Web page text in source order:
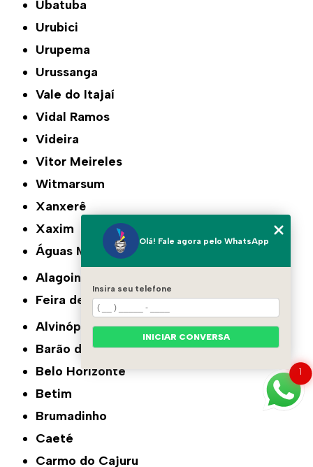
Ubatuba
Urubici
Urupema
Urussanga
Vale do Itajaí
Vidal Ramos
Videira
Vitor Meireles
Witmarsum
Xanxerê
Xaxim
Águas Mornas
Alagoinhas
Feira de Santana
Alvinópolis
Barão de Cocais
Belo Horizonte
Betim
Brumadinho
Caeté
Carmo do Cajuru
1
Olá! Fale agora pelo WhatsApp
Insira seu telefone
INICIAR CONVERSA